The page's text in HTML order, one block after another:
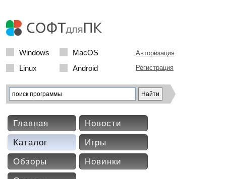
Windows
MacOS
Linux
Android
Авторизация
Регистрация
Главная
Новости
Каталог
Игры
Обзоры
Новинки